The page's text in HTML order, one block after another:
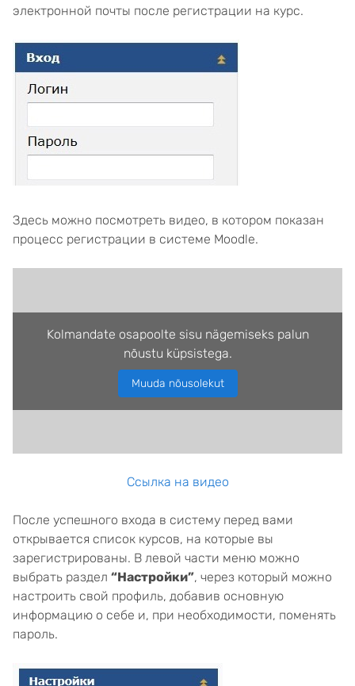
электронной почты после регистрации на курс.
Здесь можно посмотреть видео, в котором показан
процесс регистрации в системе Moodle.
Kolmandate osapoolte sisu nägemiseks palun
nõustu küpsistega.
Muuda nõusolekut
Ссылка на видео
После успешного входа в систему перед вами
открывается список курсов, на которые вы
зарегистрированы. В левой части меню можно
выбрать раздел “Настройки”, через который можно
настроить свой профиль, добавив основную
информацию о себе и, при необходимости, поменять
пароль.